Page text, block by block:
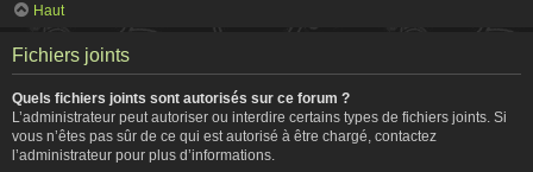
Haut
Fichiers joints
Quels fichiers joints sont autorisés sur ce forum ?
L’administrateur peut autoriser ou interdire certains types de fichiers joints. Si
vous n’êtes pas sûr de ce qui est autorisé à être chargé, contactez
l’administrateur pour plus d’informations.